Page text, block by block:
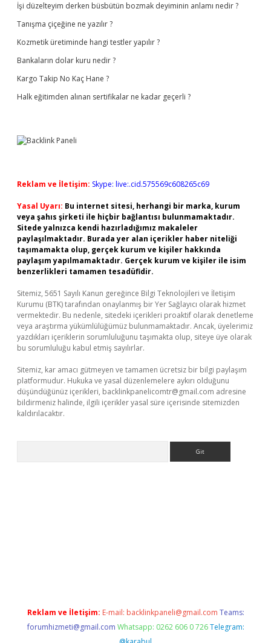
İşi düzelteyim derken büsbütün bozmak deyiminin anlamı nedir ?
Tanışma çiçeğine ne yazılır ?
Kozmetik üretiminde hangi testler yapılır ?
Bankaların dolar kuru nedir ?
Kargo Takip No Kaç Hane ?
Halk eğitimden alınan sertifikalar ne kadar geçerli ?
Reklam ve İletişim: Skype: live:.cid.575569c608265c69
Yasal Uyarı: Bu internet sitesi, herhangi bir marka, kurum
veya şahıs şirketi ile hiçbir bağlantısı bulunmamaktadır.
Sitede yalnızca kendi hazırladığımız makaleler
paylaşılmaktadır. Burada yer alan içerikler haber niteliği
taşımamakta olup, gerçek kurum ve kişiler hakkında
paylaşım yapılmamaktadır. Gerçek kurum ve kişiler ile isim
benzerlikleri tamamen tesadüfidir.
Sitemiz, 5651 Sayılı Kanun gereğince Bilgi Teknolojileri ve İletişim
Kurumu (BTK) tarafından onaylanmış bir Yer Sağlayıcı olarak hizmet
vermektedir. Bu nedenle, sitedeki içerikleri proaktif olarak denetleme
veya araştırma yükümlülüğümüz bulunmamaktadır. Ancak, üyelerimiz
yazdıkları içeriklerin sorumluluğunu taşımakta olup, siteye üye olarak
bu sorumluluğu kabul etmiş sayılırlar.
Sitemiz, kar amacı gütmeyen ve tamamen ücretsiz bir bilgi paylaşım
platformudur. Hukuka ve yasal düzenlemelere aykırı olduğunu
düşündüğünüz içerikleri, backlinkpanelicomtr@gmail.com adresine
bildirmeniz halinde, ilgili içerikler yasal süre içerisinde sitemizden
kaldırılacaktır.
Reklam ve İletişim: E-mail: backlinkpaneli@gmail.com Teams:
forumhizmeti@gmail.com Whatsapp: 0262 606 0 726 Telegram: